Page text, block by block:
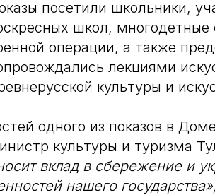
посетили школьники,
школ,
операции, а также
лекциями
культуры и
одного из показов в
культуры и туризма
вклад в сбережение и
нашего государства»,